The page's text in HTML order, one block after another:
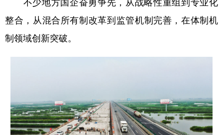
不少地方国企奋勇争先，从战略性重组到专业化
整合，从混合所有制改革到监管机制完善，在体制机
制领域创新突破。